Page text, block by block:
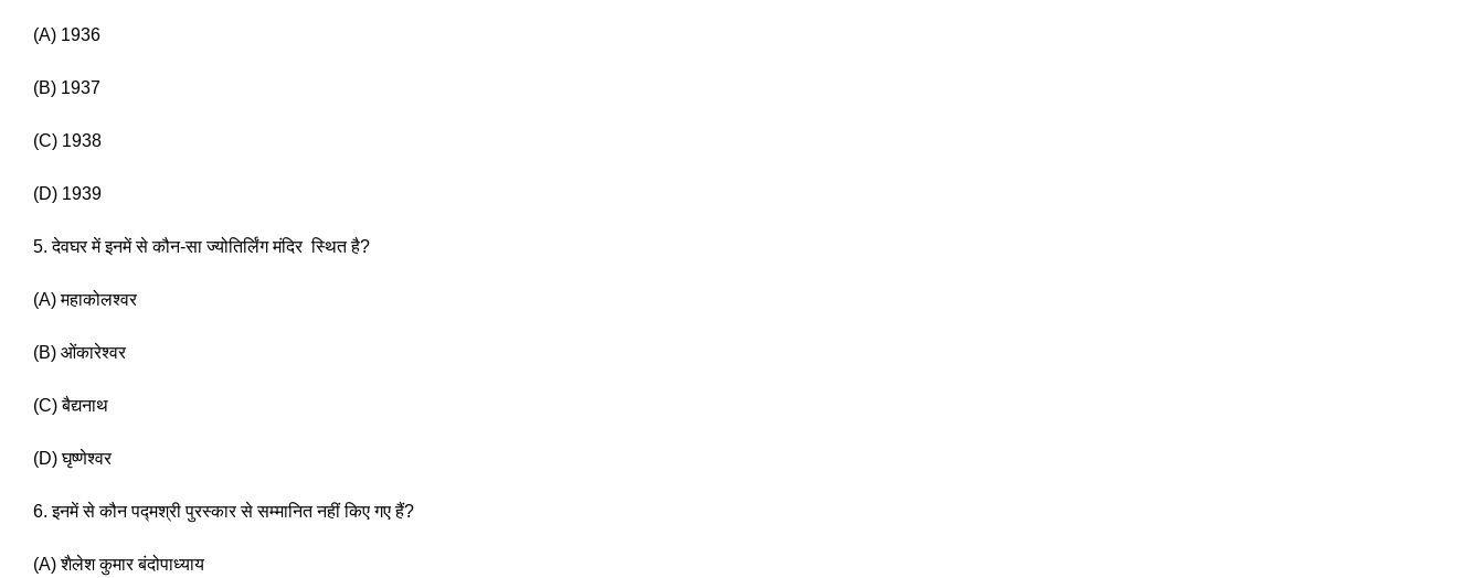
(A) 1936
(B) 1937
(C) 1938
(D) 1939
5. देवघर में इनमें से कौन-सा ज्योतिर्लिंग मंदिर  स्थित है?
(A) महाकोलश्वर
(B) ओंकारेश्वर
(C) बैद्यनाथ
(D) घृष्णेश्वर
6. इनमें से कौन पद्मश्री पुरस्कार से सम्मानित नहीं किए गए हैं?
(A) शैलेश कुमार बंदोपाध्याय